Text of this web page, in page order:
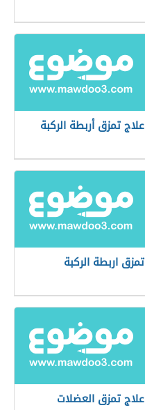
علاج تمزق أربطة الركبة
تمزق اربطة الركبة
علاج تمزق العضلات